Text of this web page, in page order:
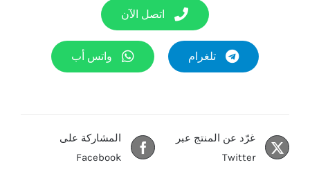
اتصل الآن
تلغرام واتس أب
المشاركة على
Facebook
غرّد عن المنتج عبر
Twitter